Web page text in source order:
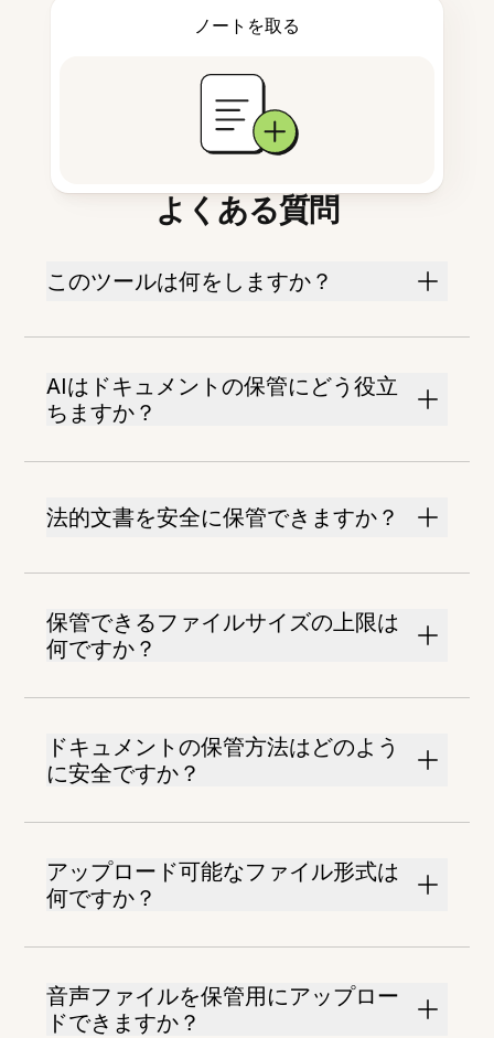
ノートを取る
よくある質問
このツールは何をしますか？
AIはドキュメントの保管にどう役立
ちますか？
法的文書を安全に保管できますか？
保管できるファイルサイズの上限は
何ですか？
ドキュメントの保管方法はどのよう
に安全ですか？
アップロード可能なファイル形式は
何ですか？
音声ファイルを保管用にアップロー
ドできますか？